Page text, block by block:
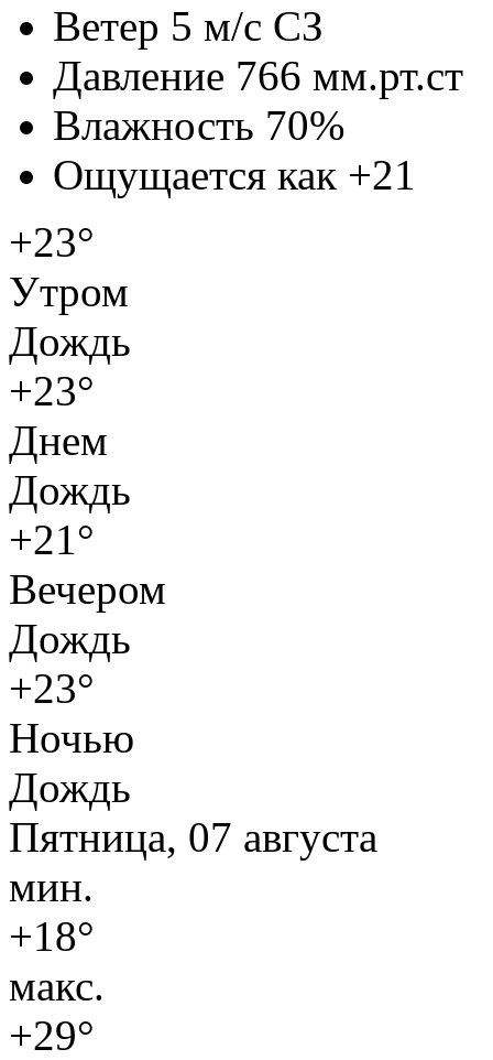
Ветер 5 м/с СЗ
Давление 766 мм.рт.ст
Влажность 70%
Ощущается как +21
+23°
Утром
Дождь
+23°
Днем
Дождь
+21°
Вечером
Дождь
+23°
Ночью
Дождь
Пятница, 07 августа
мин.
+18°
макс.
+29°